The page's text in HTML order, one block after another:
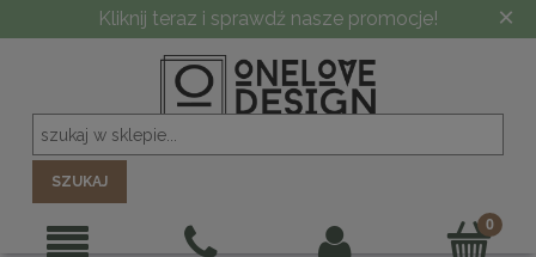
Kliknij teraz i sprawdź nasze promocje! ×
SZUKAJ